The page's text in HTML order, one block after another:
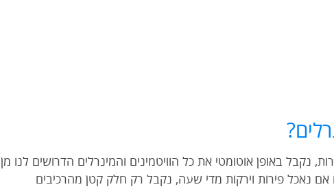
נקבל באופן אוטומטי את כל הוויטמינים והמינרלים הדרושים לנו מן
אם נאכל פירות וירקות מדי שעה, נקבל רק חלק קטן מהרכיבים